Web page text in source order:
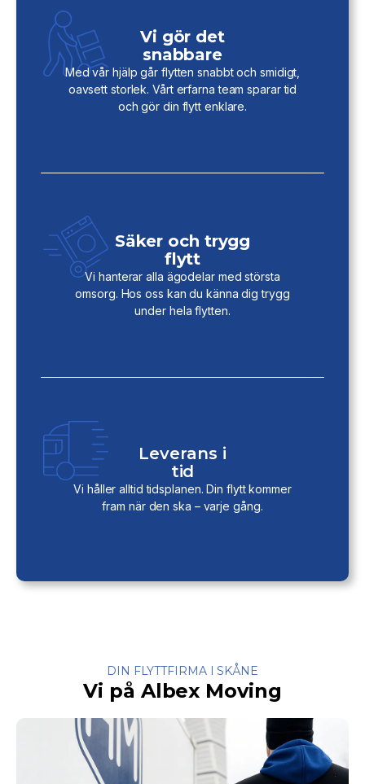
Vi gör det
snabbare
Med vår hjälp går flytten snabbt och smidigt,
oavsett storlek. Vårt erfarna team sparar tid
och gör din flytt enklare.
Säker och trygg
flytt
Vi hanterar alla ägodelar med största
omsorg. Hos oss kan du känna dig trygg
under hela flytten.
Leverans i
tid
Vi håller alltid tidsplanen. Din flytt kommer
fram när den ska – varje gång.
DIN FLYTTFIRMA I SKÅNE
Vi på Albex Moving